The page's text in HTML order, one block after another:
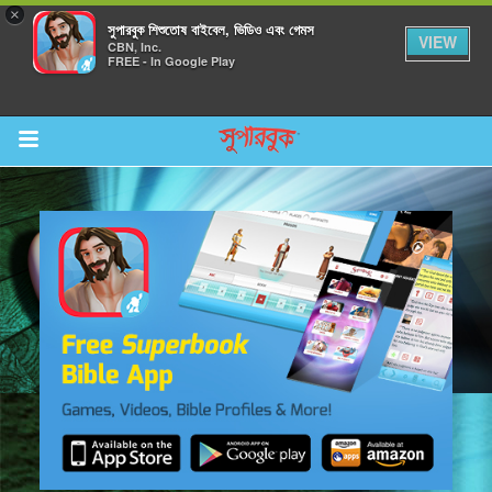
×
সুপারবুক শিশুতোষ বাইবেল, ভিডিও এবং গেমস
CBN, Inc.
FREE - In Google Play
VIEW
Return to Content
করুন